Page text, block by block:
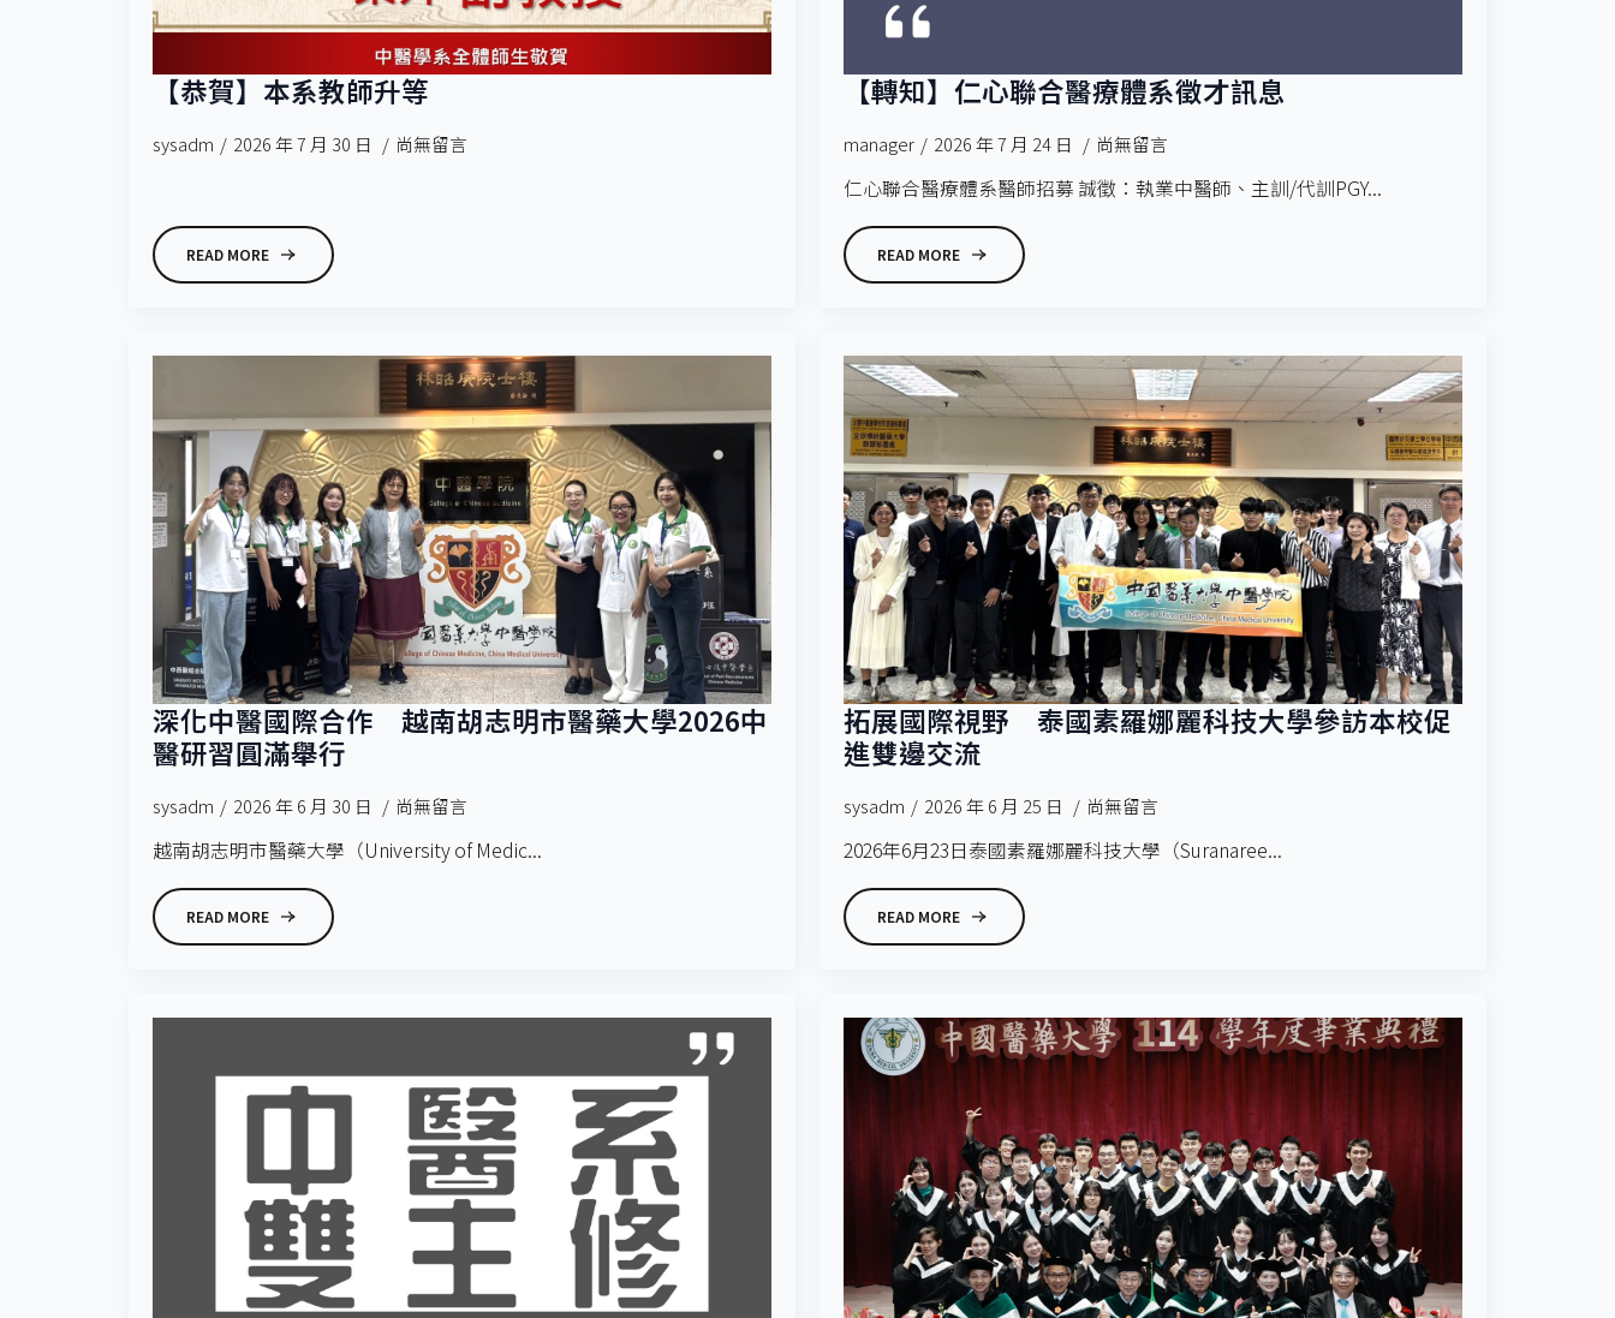
【恭賀】本系教師升等
sysadm 2026 年 7 月 30 日 尚無留言
READ MORE
【轉知】仁心聯合醫療體系徵才訊息
manager 2026 年 7 月 24 日 尚無留言
仁心聯合醫療體系醫師招募 誠徵：執業中醫師、主訓/代訓PGY...
READ MORE
深化中醫國際合作 越南胡志明市醫藥大學2026中
醫研習圓滿舉行
sysadm 2026 年 6 月 30 日 尚無留言
越南胡志明市醫藥大學（University of Medic...
READ MORE
拓展國際視野 泰國素羅娜麗科技大學參訪本校促
進雙邊交流
sysadm 2026 年 6 月 25 日 尚無留言
2026年6月23日泰國素羅娜麗科技大學（Suranaree...
READ MORE